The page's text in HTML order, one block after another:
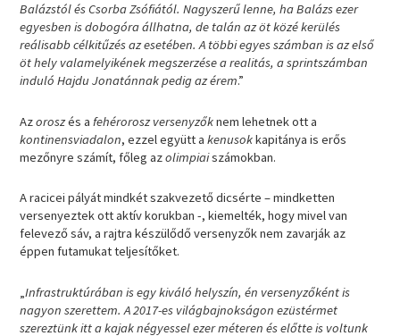
Balázstól és Csorba Zsófiától. Nagyszerű lenne, ha Balázs ezer
egyesben is dobogóra állhatna, de talán az öt közé kerülés
reálisabb célkitűzés az esetében. A többi egyes számban is az első
öt hely valamelyikének megszerzése a realitás, a sprintszámban
induló Hajdu Jonatánnak pedig az érem.”
Azoroszés a fehérorosz versenyzőknem lehetnek ott a
kontinensviadalon, ezzel együtt akenusokkapitánya is erős
mezőnyre számít, főleg azolimpiaiszámokban.
A racicei pályát mindkét szakvezető dicsérte – mindketten
versenyeztek ott aktív korukban -, kiemelték, hogy mivel van
felevező sáv, a rajtra készülődő versenyzők nem zavarják az
éppen futamukat teljesítőket.
„Infrastruktúrában is egy kiváló helyszín, én versenyzőként is
nagyon szerettem. A 2017-es világbajnokságon ezüstérmet
szereztünk itt a kajak négyessel ezer méteren és előtte is voltunk